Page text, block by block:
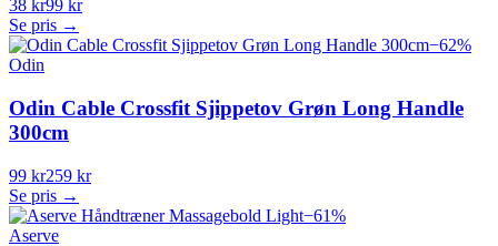
38 kr99 kr
Se pris →
−62%
Odin
Odin Cable Crossfit Sjippetov Grøn Long Handle
300cm
99 kr259 kr
Se pris →
−61%
Aserve